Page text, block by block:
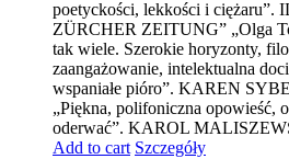
poetyckości, lekkości i
ZÜRCHER ZEITUNG” „Olga
tak wiele. Szerokie horyzonty,
zaangażowanie, intelektualna
wspaniałe pióro”. KAREN
„Piękna, polifoniczna opowieść,
oderwać”. KAROL
Add to cart Szczegóły